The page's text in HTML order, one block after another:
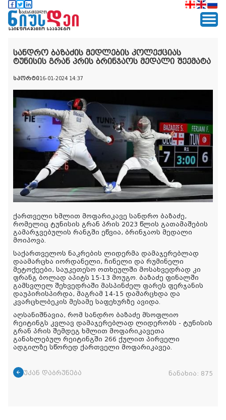
სანდრო ბაზაძის მედლების კოლექციას
ტუნისის გრან პრის ბრინჯაოს მედალი შეემატა
სპორტი16-01-2024 14:37
ქართველი ხმლით მოფარიკავე სანდრო ბაზაძე,
რომელიც ტუნისის გრან პრის 2023 წლის გათამაშების
გამარჯვებულის რანგში ეწვია, ბრინჯაოს მედალი
მოიპოვა.
საქართველოს ნაკრების ლიდერმა დამაჯერებლად
დაამარცხა იორდანელი, ჩინელი და რუმინელი
მეტოქეები, საუკეთესო ოთხეულში მოსახვედრად კი
ფრანგ ბოლად აპიტს 15-13 მოუგო. ბაზაძე ფინალში
გამსვლელ შეხვედრაში მასპინძელ ფარეს ფერჯანის
დაუპირისპირდა, მაგრამ 14-15 დამარცხდა და
კვარცხლბეკის მესამე საფეხურზე ავიდა.
აღსანიშნავია, რომ სანდრო ბაზაძე მსოფლიო
რეიტინგს კვლავ დამაჯერებლად ლიდერობს - ტუნისის
გრან პრის შემდეგ ხმლით მოფარიკავეთა
განახლებულ რეიტინგში 266 ქულით პირველი
ადგილზე სწორედ ქართველი მოფარიკავეა.
უკან დაბრუნება ნანახია: 875